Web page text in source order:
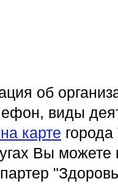
об
виды
карте
Вы можете